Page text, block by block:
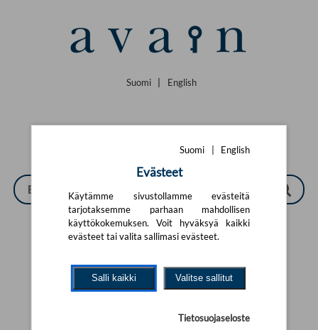
Suomi English
Tarkennettu haku
Yhtään tuotetta ei löytynyt. Yritä uutta hakua alla olevalla
Yritä hakea pienemmällä määrällä hakutekijöitä ja jätä
Suomi | English
Evästeet
Käytämme sivustollamme evästeitä
tarjotaksemme parhaan mahdollisen
käyttökokemuksen. Voit hyväksyä kaikki
evästeet tai valita sallimasi evästeet.
Salli kaikki Valitse sallitut
Tietosuojaseloste